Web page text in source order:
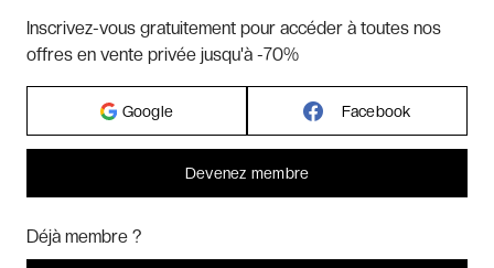
Hôtels par régions
Hôtels par villes
Hôtels par villes - internationales
Inscrivez-vous gratuitement pour accéder à toutes nos
offres en vente privée jusqu'à -70%
Google Facebook
Devenez membre
Déjà membre ?
Marketing? Vous pouvez toujours modifier ou retirer votre